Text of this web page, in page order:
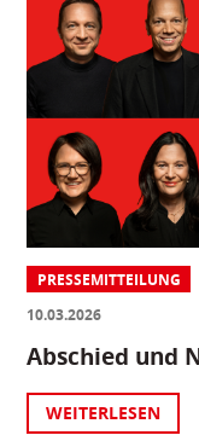
PRESSEMITTEILUNG
10.03.2026
Abschied und
WEITERLESEN